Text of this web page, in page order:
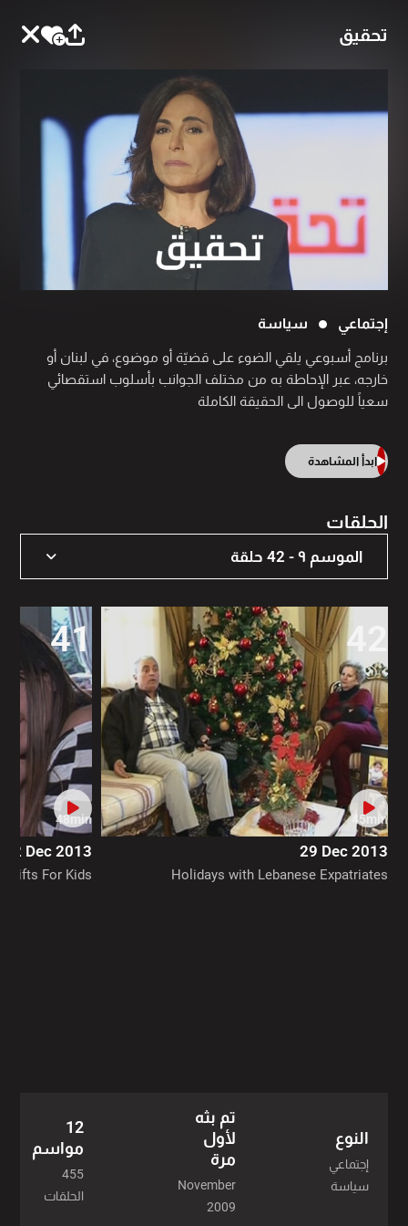
تحقيق
إجتماعي سياسة
برنامج أسبوعي يلقي الضوء على قضيّة أو موضوع، في لبنان أو
خارجه، عبر الإحاطة به من مختلف الجوانب بأسلوب استقصائي
سعياً للوصول الى الحقيقة الكاملة
ابدأ المشاهدة
الحلقات
الموسم ٩ - 42 حلقة
الموسم 19 - 81 حلقة
الموسم ١٣ - 35 حلقة
الموسم ١٤ - 31 حلقة
الموسم ١٥ - 35 حلقة
الموسم ١٦ - 32 حلقة
الموسم ١٧ - 24 حلقة
الموسم ١٨ - 34 حلقة
الموسم ١٢ - 36 حلقة
42
45min
29 Dec 2013
Holidays with Lebanese Expatriates
41
48min
22 Dec 2013
Gifts For Kids
النوع
إجتماعي
سياسة
تم بثه
لأول
مرة
November
2009
12
مواسم
455
الحلقات